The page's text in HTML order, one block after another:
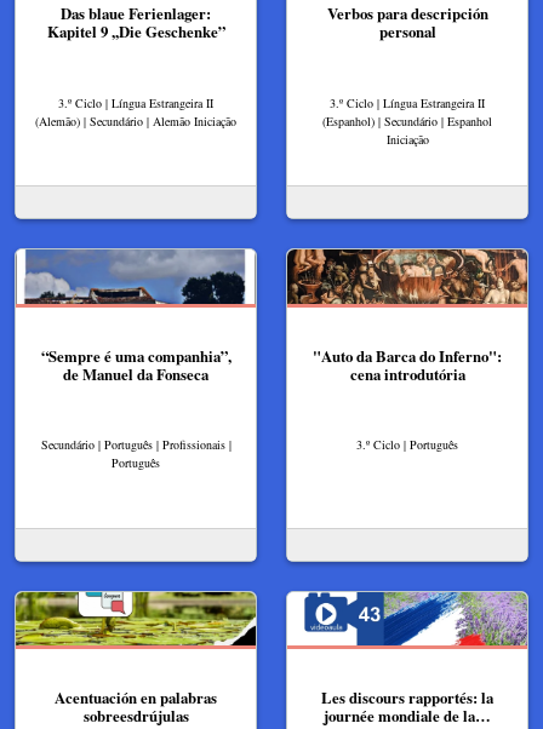
Das blaue Ferienlager:
Kapitel 9 ,,Die Geschenke”
3.º Ciclo | Língua Estrangeira II
(Alemão) | Secundário | Alemão Iniciação
Verbos para descripción
personal
3.º Ciclo | Língua Estrangeira II
(Espanhol) | Secundário | Espanhol
Iniciação
“Sempre é uma companhia”,
de Manuel da Fonseca
Secundário | Português | Profissionais |
Português
"Auto da Barca do Inferno":
cena introdutória
3.º Ciclo | Português
Acentuación en palabras
sobreesdrújulas
Les discours rapportés: la
journée mondiale de la…